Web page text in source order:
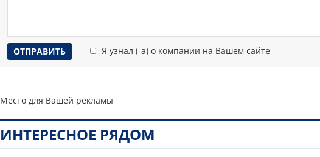
Я узнал (-а) о компании на Вашем сайте
Место для Вашей рекламы
ИНТЕРЕСНОЕ РЯДОМ